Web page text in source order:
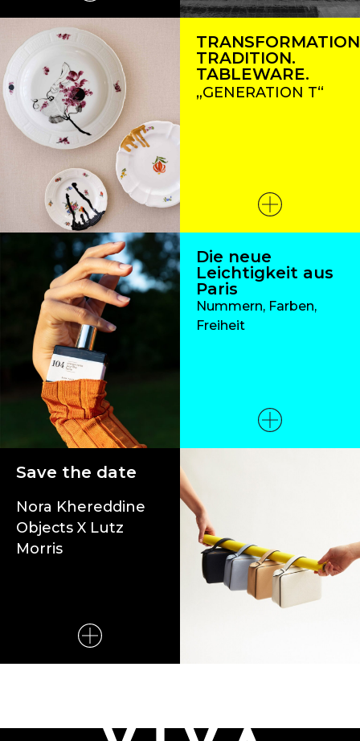
TRADITION.
TABLEWARE.
„GENERATION T“
Die neue
Leichtigkeit aus
Paris
Nummern, Farben,
Freiheit
Save the date
Nora Khereddine
Objects X Lutz
Morris